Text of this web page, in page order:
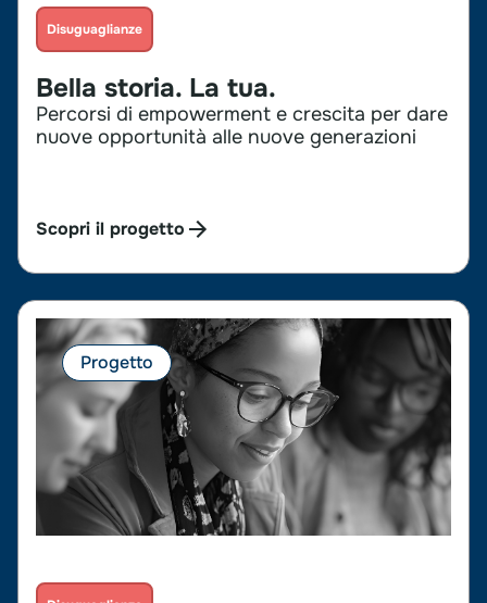
Disuguaglianze
Bella storia. La tua.
Percorsi di empowerment e crescita per dare
nuove opportunità alle nuove generazioni
Scopri il progetto
Progetto